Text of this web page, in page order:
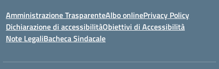
Amministrazione TrasparenteAlbo onlinePrivacy Policy
Dichiarazione di accessibilitàObiettivi di Accessibilità
Note LegaliBacheca Sindacale